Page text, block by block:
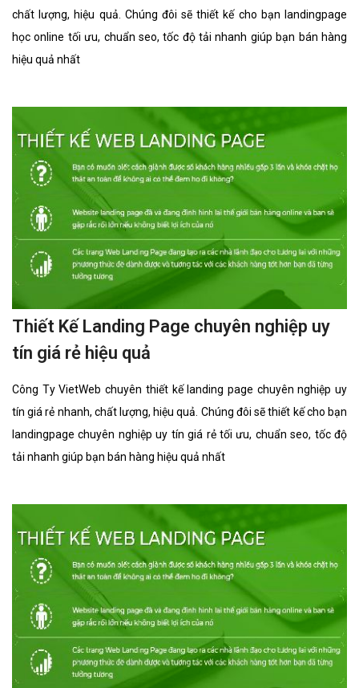
chất lượng, hiệu quả. Chúng đôi sẽ thiết kế cho bạn landingpage
học online tối ưu, chuẩn seo, tốc độ tải nhanh giúp bạn bán hàng
hiệu quả nhất
Thiết Kế Landing Page chuyên nghiệp uy
tín giá rẻ hiệu quả
Công Ty VietWeb chuyên thiết kế landing page chuyên nghiệp uy
tín giá rẻ nhanh, chất lượng, hiệu quả. Chúng đôi sẽ thiết kế cho bạn
landingpage chuyên nghiệp uy tín giá rẻ tối ưu, chuẩn seo, tốc độ
tải nhanh giúp bạn bán hàng hiệu quả nhất